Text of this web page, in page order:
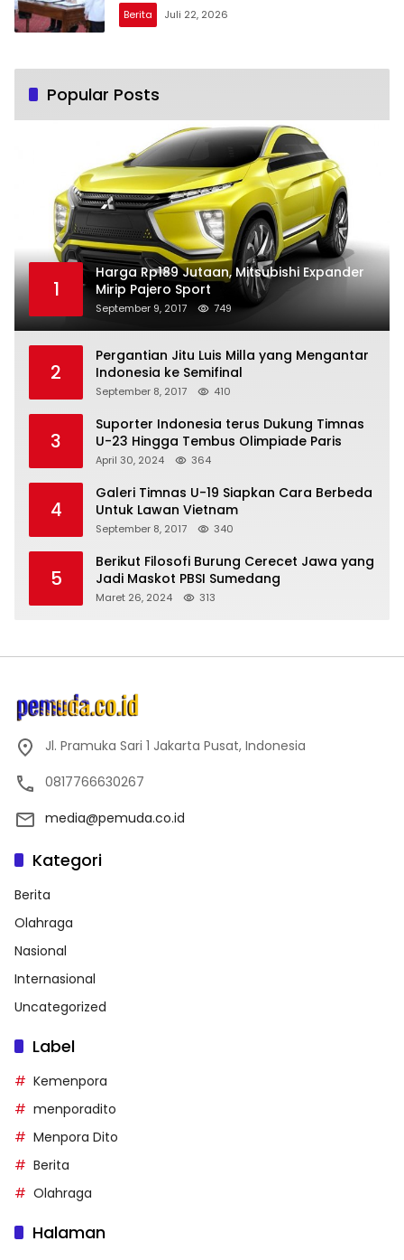
Berita Juli 22, 2026
Popular Posts
1
Harga Rp189 Jutaan, Mitsubishi Expander
Mirip Pajero Sport
September 9, 2017 749
2
Pergantian Jitu Luis Milla yang Mengantar
Indonesia ke Semifinal
September 8, 2017 410
3
Suporter Indonesia terus Dukung Timnas
U-23 Hingga Tembus Olimpiade Paris
April 30, 2024 364
4
Galeri Timnas U-19 Siapkan Cara Berbeda
Untuk Lawan Vietnam
September 8, 2017 340
5
Berikut Filosofi Burung Cerecet Jawa yang
Jadi Maskot PBSI Sumedang
Maret 26, 2024 313
Jl. Pramuka Sari 1 Jakarta Pusat, Indonesia
0817766630267
media@pemuda.co.id
Kategori
Berita
Olahraga
Nasional
Internasional
Uncategorized
Label
Kemenpora
menporadito
Menpora Dito
Berita
Olahraga
Halaman